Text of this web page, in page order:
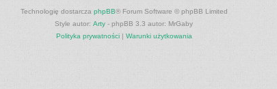
Technologię dostarcza phpBB® Forum Software © phpBB Limited
Style autor: Arty - phpBB 3.3 autor: MrGaby
Polityka prywatności| Warunki użytkowania